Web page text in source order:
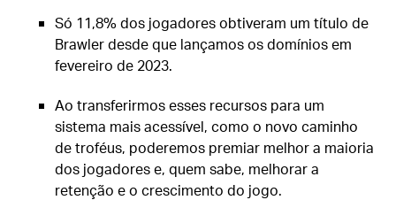
Só 11,8% dos jogadores obtiveram um título de
Brawler desde que lançamos os domínios em
fevereiro de 2023.
Ao transferirmos esses recursos para um
sistema mais acessível, como o novo caminho
de troféus, poderemos premiar melhor a maioria
dos jogadores e, quem sabe, melhorar a
retenção e o crescimento do jogo.